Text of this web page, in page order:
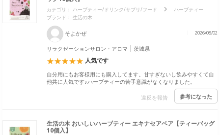
カテゴリ： ハーブティー/ドリンク/サプリ/フード
ハーブティー
ブランド： 生活の木
そよかぜ 2026/08/02
リラクゼーションサロン・アロマ 茨城県
人気です
自分用にもお客様用にも購入してます。甘すぎないし飲みやすくて自
他共に人気です♪ハーブティーの苦手意識がなくなりました。
違反を報告 参考になった
生活の木 おいしいハーブティー エキナセアベア【ティーバッグ
10個入】